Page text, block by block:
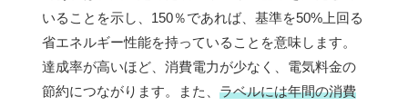
いることを示し、150％であれば、基準を50%上回る
省エネルギー性能を持っていることを意味します。
達成率が高いほど、消費電力が少なく、電気料金の
節約につながります。また、 ラベルには年間の消費